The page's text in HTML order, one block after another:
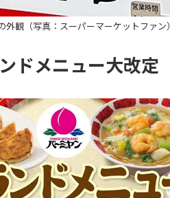
外観（写真：スーパーマーケットファン）
ドメニュー大改定